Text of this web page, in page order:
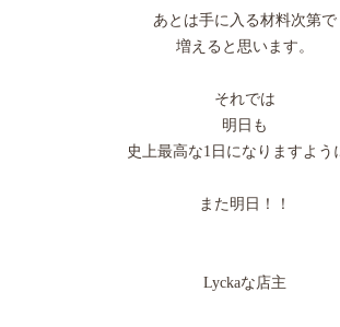
あとは手に入る材料次第で
増えると思います。
それでは
明日も
史上最高な1日になりますよう
また明日！！
Lyckaな店主